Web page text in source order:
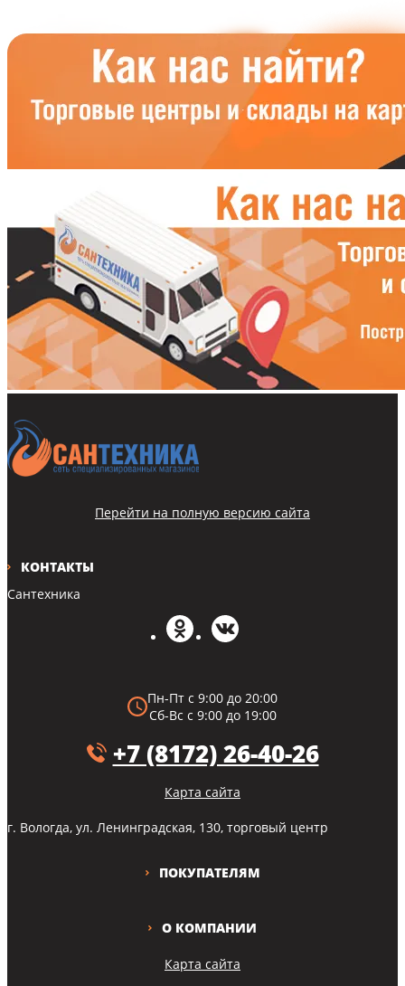
Карта сайта
О КОМПАНИИ
ПОКУПАТЕЛЯМ
КОНТАКТЫ
Сантехника
Пн-Пт с 9:00 до 20:00
Сб-Вс с 9:00 до 19:00
+7 (8172) 26-40-26
Карта сайта
г. Вологда, ул. Ленинградская, 130, торговый центр
Перейти на полную версию сайта